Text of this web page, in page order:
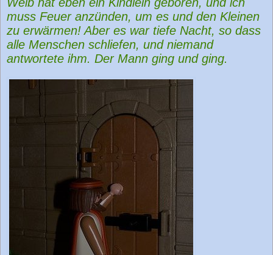
muss Feuer anzünden, um es und den Kleinen
zu erwärmen! Aber es war tiefe Nacht, so dass
alle Menschen schliefen, und niemand
antwortete ihm. Der Mann ging und ging.